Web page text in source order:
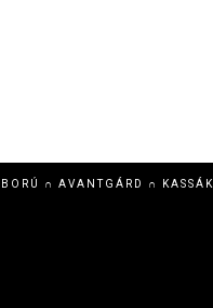
∩ AVANTGÁRD ∩ KASSÁK